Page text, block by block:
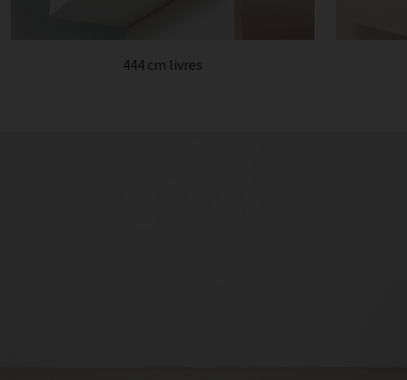
444 cm livres